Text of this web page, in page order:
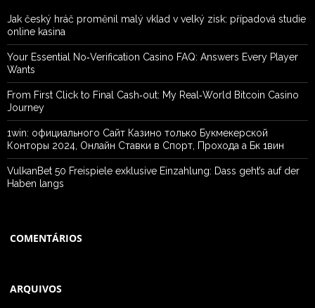
Jak český hráč proměnil malý vklad v velký zisk: případová studie
online kasina
Your Essential No‑Verification Casino FAQ: Answers Every Player
Wants
From First Click to Final Cash‑out: My Real‑World Bitcoin Casino
Journey
1win: официального Сайт Казино только Букмекерской
Конторы 2024, Онлайн Ставки в Спорт, Прохода а Бк 1вин
VulkanBet 50 Freispiele exklusive Einzahlung: Dass geht’s auf der
Haben langs
COMENTÁRIOS
ARQUIVOS